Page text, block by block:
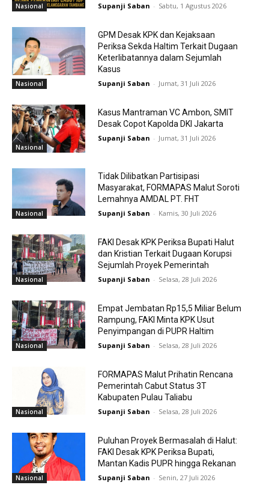
Nasional Supanji Saban - Sabtu, 1 Agustus 2026
Nasional
GPM Desak KPK dan Kejaksaan
Periksa Sekda Haltim Terkait Dugaan
Keterlibatannya dalam Sejumlah
Kasus
Supanji Saban - Jumat, 31 Juli 2026
Nasional
Kasus Mantraman VC Ambon, SMIT
Desak Copot Kapolda DKI Jakarta
Supanji Saban - Jumat, 31 Juli 2026
Nasional
Tidak Dilibatkan Partisipasi
Masyarakat, FORMAPAS Malut Soroti
Lemahnya AMDAL PT. FHT
Supanji Saban - Kamis, 30 Juli 2026
Nasional
FAKI Desak KPK Periksa Bupati Halut
dan Kristian Terkait Dugaan Korupsi
Sejumlah Proyek Pemerintah
Supanji Saban - Selasa, 28 Juli 2026
Nasional
Empat Jembatan Rp15,5 Miliar Belum
Rampung, FAKI Minta KPK Usut
Penyimpangan di PUPR Haltim
Supanji Saban - Selasa, 28 Juli 2026
Nasional
FORMAPAS Malut Prihatin Rencana
Pemerintah Cabut Status 3T
Kabupaten Pulau Taliabu
Supanji Saban - Selasa, 28 Juli 2026
Nasional
Puluhan Proyek Bermasalah di Halut:
FAKI Desak KPK Periksa Bupati,
Mantan Kadis PUPR hingga Rekanan
Supanji Saban - Senin, 27 Juli 2026